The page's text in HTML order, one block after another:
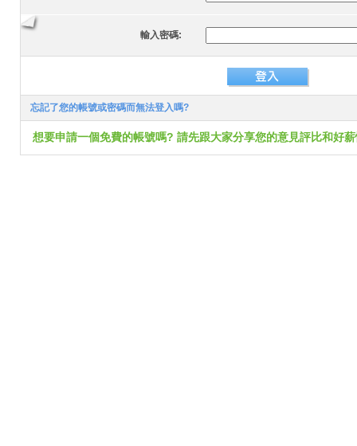
輸入密碼:
忘記了您的帳號或密碼而無法登入嗎?
想要申請一個免費的帳號嗎? 請先跟大家分享您的意見評比和好